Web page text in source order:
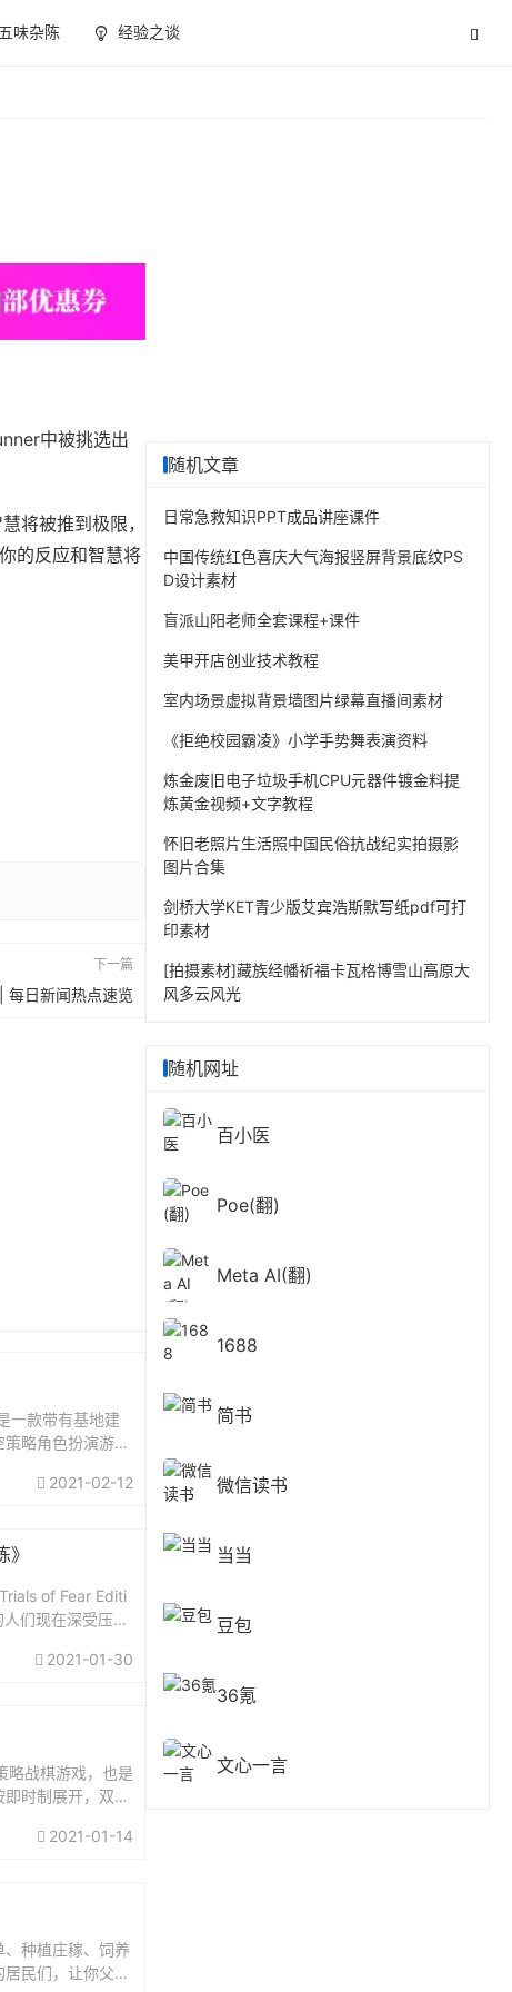
五味杂陈 经验之谈
中被挑选出
将被推到极限，
的反应和智慧将
下一篇
每日新闻热点速览
一款带有基地建
策略角色扮演游
2021-02-12
of Fear Editi
们现在深受压迫
2021-01-30
略战棋游戏，也是
时制展开，双方
2021-01-14
种植庄稼、饲养
民们，让你父亲
随机文章
日常急救知识PPT成品讲座课件
中国传统红色喜庆大气海报竖屏背景底纹PS
D设计素材
盲派山阳老师全套课程+课件
美甲开店创业技术教程
室内场景虚拟背景墙图片绿幕直播间素材
《拒绝校园霸凌》小学手势舞表演资料
炼金废旧电子垃圾手机CPU元器件镀金料提
炼黄金视频+文字教程
怀旧老照片生活照中国民俗抗战纪实拍摄影
图片合集
剑桥大学KET青少版艾宾浩斯默写纸pdf可打
印素材
[拍摄素材]藏族经幡祈福卡瓦格博雪山高原大
风多云风光
随机网址
百小医
Poe(翻)
Meta AI(翻)
1688
简书
微信读书
当当
豆包
36氪
文心一言